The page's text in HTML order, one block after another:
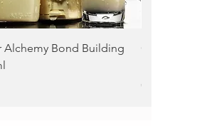
Alchemy Bond Building
Oribe
Price
€62.00